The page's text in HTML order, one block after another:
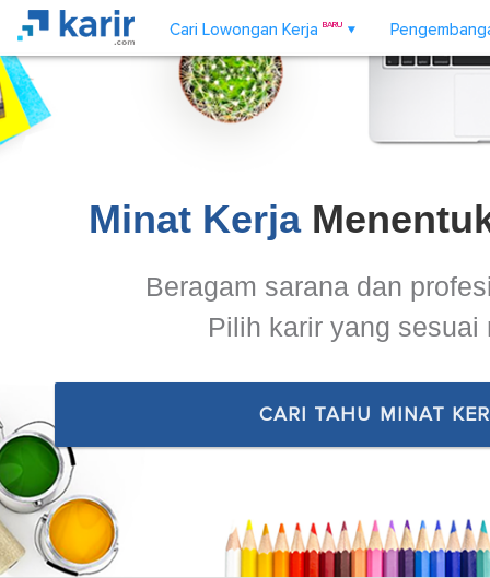
Cari Lowongan Kerja BARU ▼
Minat Kerja
Beragam sarana dan
Pilih karir yang sesuai
CARI TAHU MINAT